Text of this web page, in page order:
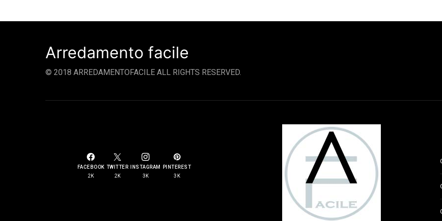
Arredamento facile
© 2018 ARREDAMENTOFACILE ALL RIGHTS RESERVED.
FACEBOOK
2K
TWITTER
2K
INSTAGRAM
3K
PINTEREST
3K